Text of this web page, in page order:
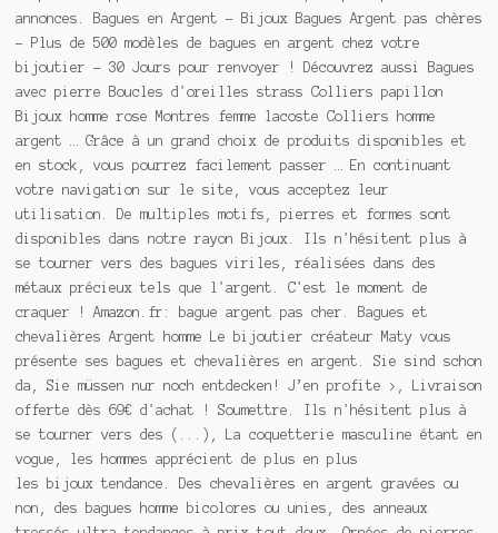
annonces. Bagues en Argent - Bijoux Bagues Argent pas chères
- Plus de 500 modèles de bagues en argent chez votre
bijoutier - 30 Jours pour renvoyer ! Découvrez aussi Bagues
avec pierre Boucles d'oreilles strass Colliers papillon
Bijoux homme rose Montres femme lacoste Colliers homme
argent … Grâce à un grand choix de produits disponibles et
en stock, vous pourrez facilement passer … En continuant
votre navigation sur le site, vous acceptez leur
utilisation. De multiples motifs, pierres et formes sont
disponibles dans notre rayon Bijoux. Ils n'hésitent plus à
se tourner vers des bagues viriles, réalisées dans des
métaux précieux tels que l'argent. C'est le moment de
craquer ! Amazon.fr: bague argent pas cher. Bagues et
chevalières Argent homme Le bijoutier créateur Maty vous
présente ses bagues et chevalières en argent. Sie sind schon
da, Sie müssen nur noch entdecken! J’en profite >, Livraison
offerte dès 69€ d'achat ! Soumettre. Ils n'hésitent plus à
se tourner vers des (...), La coquetterie masculine étant en
vogue, les hommes apprécient de plus en plus
les bijoux tendance. Des chevalières en argent gravées ou
non, des bagues homme bicolores ou unies, des anneaux